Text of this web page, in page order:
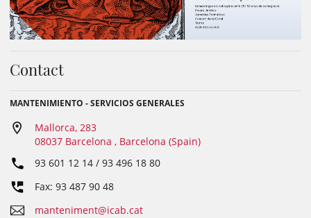
Contact
MANTENIMIENTO - SERVICIOS GENERALES
Mallorca, 283
08037 Barcelona , Barcelona (Spain)
93 601 12 14 / 93 496 18 80
Fax: 93 487 90 48
manteniment@icab.cat